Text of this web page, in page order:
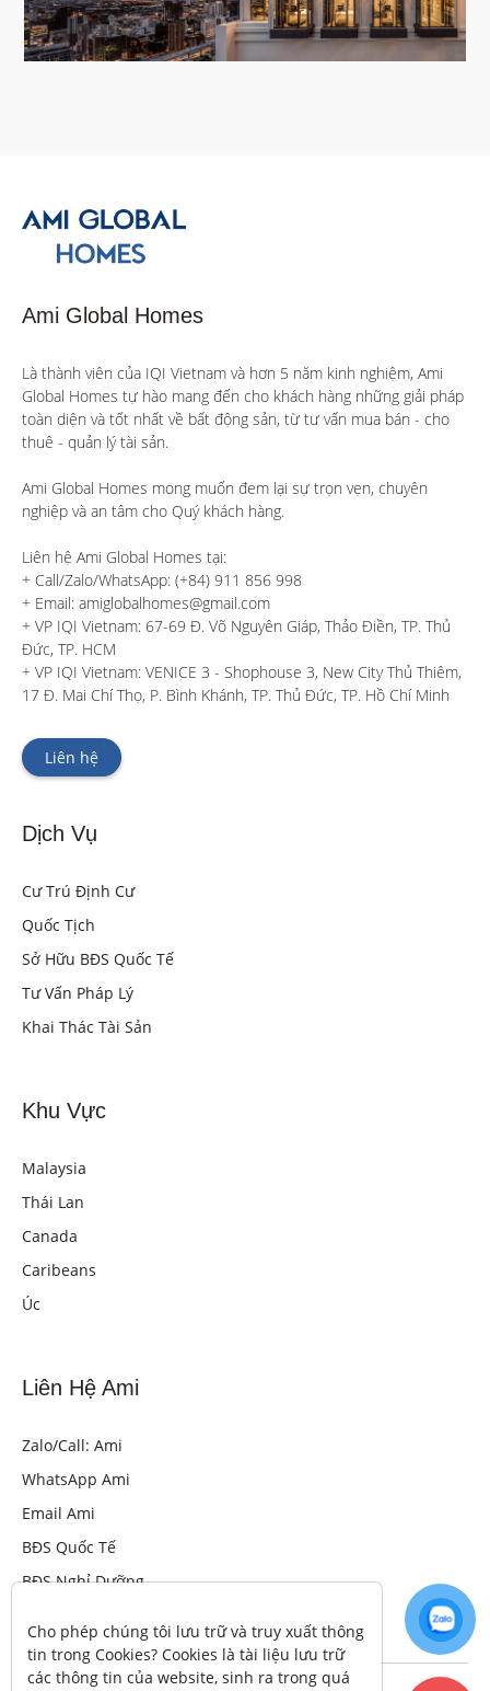
Ami Global Homes
Là thành viên của IQI Vietnam và hơn 5 năm kinh nghiệm, Ami
Global Homes tự hào mang đến cho khách hàng những giải pháp
toàn diện và tốt nhất về bất động sản, từ tư vấn mua bán - cho
thuê - quản lý tài sản.
Ami Global Homes mong muốn đem lại sự trọn vẹn, chuyên
nghiệp và an tâm cho Quý khách hàng.
Liên hệ Ami Global Homes tại:
+ Call/Zalo/WhatsApp: (+84) 911 856 998
+ Email: amiglobalhomes@gmail.com
+ VP IQI Vietnam: 67-69 Đ. Võ Nguyên Giáp, Thảo Điền, TP. Thủ
Đức, TP. HCM
+ VP IQI Vietnam: VENICE 3 - Shophouse 3, New City Thủ Thiêm,
17 Đ. Mai Chí Thọ, P. Bình Khánh, TP. Thủ Đức, TP. Hồ Chí Minh
Liên hệ
Dịch Vụ
Cư Trú Định Cư
Quốc Tịch
Sở Hữu BĐS Quốc Tế
Tư Vấn Pháp Lý
Khai Thác Tài Sản
Khu Vực
Malaysia
Thái Lan
Canada
Caribeans
Úc
Liên Hệ Ami
Zalo/Call: Ami
WhatsApp Ami
Email Ami
BĐS Quốc Tế
BĐS Nghỉ Dưỡng
Cho phép chúng tôi lưu trữ và truy xuất thông
tin trong Cookies? Cookies là tài liệu lưu trữ
các thông tin của website, sinh ra trong quá